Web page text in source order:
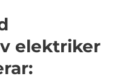
elektriker